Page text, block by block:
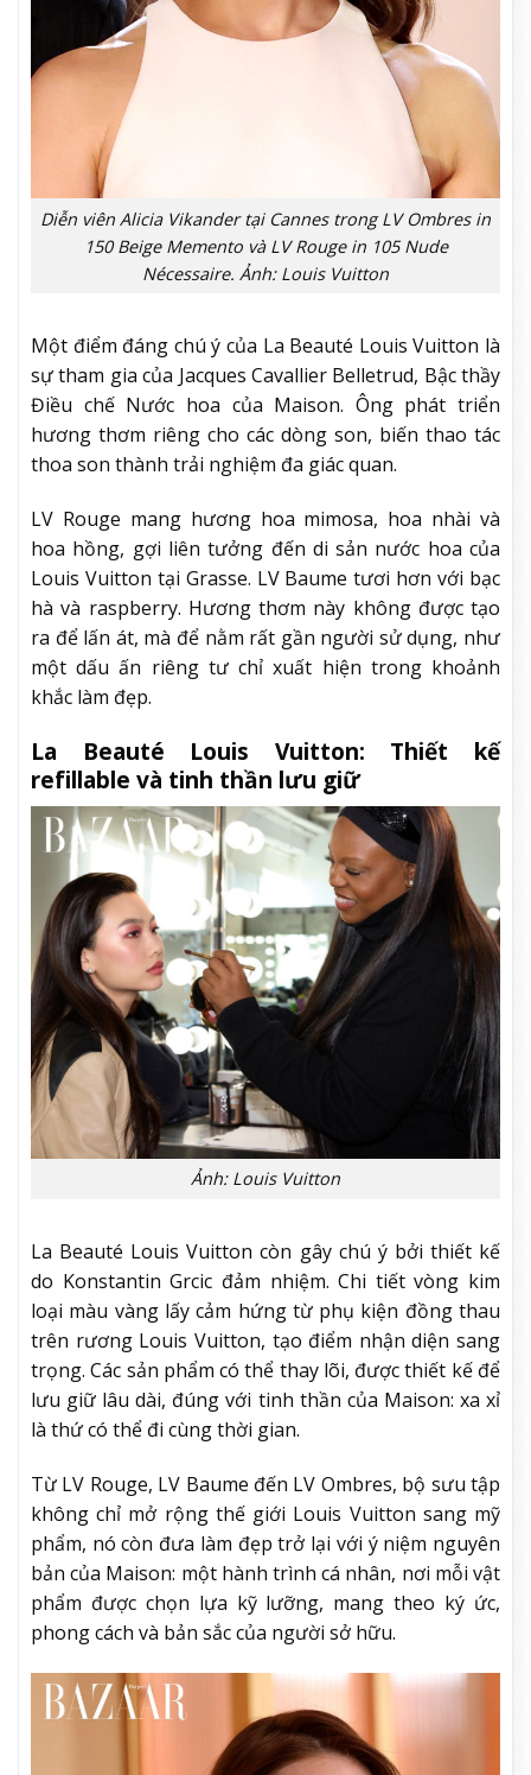
Diễn viên Alicia Vikander tại Cannes trong LV Ombres in
150 Beige Memento và LV Rouge in 105 Nude
Nécessaire. Ảnh: Louis Vuitton
Một điểm đáng chú ý của La Beauté Louis Vuitton là
sự tham gia của Jacques Cavallier Belletrud, Bậc thầy
Điều chế Nước hoa của Maison. Ông phát triển
hương thơm riêng cho các dòng son, biến thao tác
thoa son thành trải nghiệm đa giác quan.
LV Rouge mang hương hoa mimosa, hoa nhài và
hoa hồng, gợi liên tưởng đến di sản nước hoa của
Louis Vuitton tại Grasse. LV Baume tươi hơn với bạc
hà và raspberry. Hương thơm này không được tạo
ra để lấn át, mà để nằm rất gần người sử dụng, như
một dấu ấn riêng tư chỉ xuất hiện trong khoảnh
khắc làm đẹp.
La Beauté Louis Vuitton: Thiết kế
refillable và tinh thần lưu giữ
Ảnh: Louis Vuitton
La Beauté Louis Vuitton còn gây chú ý bởi thiết kế
do Konstantin Grcic đảm nhiệm. Chi tiết vòng kim
loại màu vàng lấy cảm hứng từ phụ kiện đồng thau
trên rương Louis Vuitton, tạo điểm nhận diện sang
trọng. Các sản phẩm có thể thay lõi, được thiết kế để
lưu giữ lâu dài, đúng với tinh thần của Maison: xa xỉ
là thứ có thể đi cùng thời gian.
Từ LV Rouge, LV Baume đến LV Ombres, bộ sưu tập
không chỉ mở rộng thế giới Louis Vuitton sang mỹ
phẩm, nó còn đưa làm đẹp trở lại với ý niệm nguyên
bản của Maison: một hành trình cá nhân, nơi mỗi vật
phẩm được chọn lựa kỹ lưỡng, mang theo ký ức,
phong cách và bản sắc của người sở hữu.